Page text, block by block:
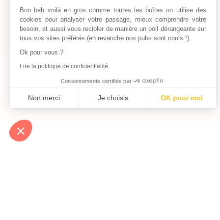
Bon bah voilà en gros comme toutes les boîtes on utilise des
cookies pour analyser votre passage, mieux comprendre votre
besoin, et aussi vous recibler de manière un poil dérangeante sur
tous vos sites préférés (en revanche nos pubs sont cools !).
Ok pour vous ?
Lire la politique de confidentialité
Consentements certifiés par
Non merci Je choisis
OK pour moi
Notre plateforme vous permet d'adapter et de gérer vos